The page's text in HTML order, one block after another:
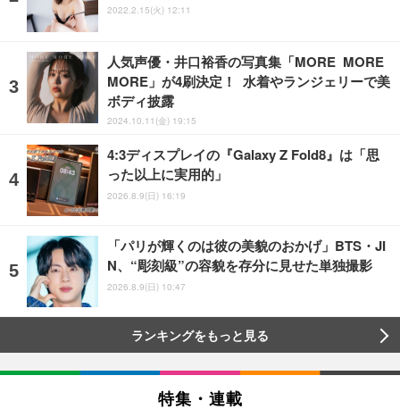
2022.2.15(火) 12:11
人気声優・井口裕香の写真集「MORE MORE
MORE」が4刷決定！ 水着やランジェリーで美
ボディ披露
2024.10.11(金) 19:15
4:3ディスプレイの『Galaxy Z Fold8』は「思
った以上に実用的」
2026.8.9(日) 16:19
「パリが輝くのは彼の美貌のおかげ」BTS・JI
N、“彫刻級”の容貌を存分に見せた単独撮影
2026.8.9(日) 10:47
ランキングをもっと見る
特集・連載